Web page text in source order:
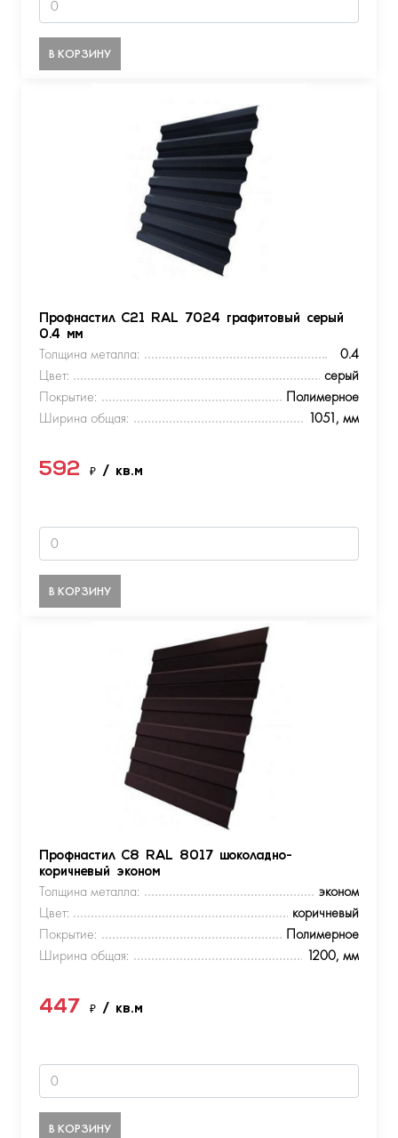
В КОРЗИНУ
Профнастил С21 RAL 7024 графитовый серый
0.4 мм
Толщина металла:
0.4
Цвет:
серый
Покрытие:
Полимерное
Ширина общая:
1051, мм
592 ₽ / кв.м
В КОРЗИНУ
Профнастил С8 RAL 8017 шоколадно-
коричневый эконом
Толщина металла:
эконом
Цвет:
коричневый
Покрытие:
Полимерное
Ширина общая:
1200, мм
447 ₽ / кв.м
В КОРЗИНУ